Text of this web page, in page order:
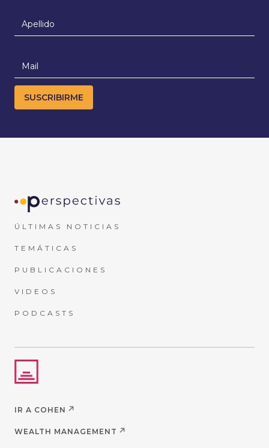
ÚLTIMAS NOTICIAS
TEMÁTICAS
PUBLICACIONES
VIDEOS
PODCASTS
IR A COHEN
WEALTH MANAGEMENT